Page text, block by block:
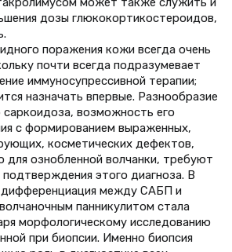
дозы глюкокортикостероидов,
поражения кожи всегда очень
почти всегда подразумевает
иммуносупрессивной терапии;
назначать впервые. Разнообразие
возможность его
с формированием выраженных,
косметических дефектов,
для ознобленной волчанки, требуют
этого диагноза. В
между САБП и
панникулитом стала
морфологическому исследованию
при биопсии. Именно биопсия